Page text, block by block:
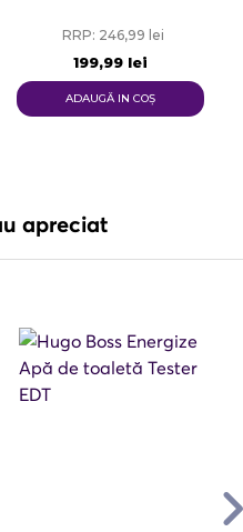
RRP: 246,99 lei
199,99 lei
ADAUGĂ IN COŞ
apreciat